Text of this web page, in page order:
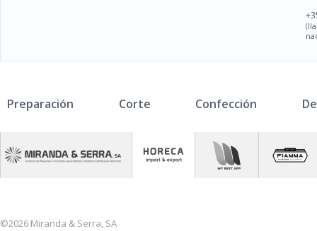
Preparación Corte Confección
©2026 Miranda & Serra, SA